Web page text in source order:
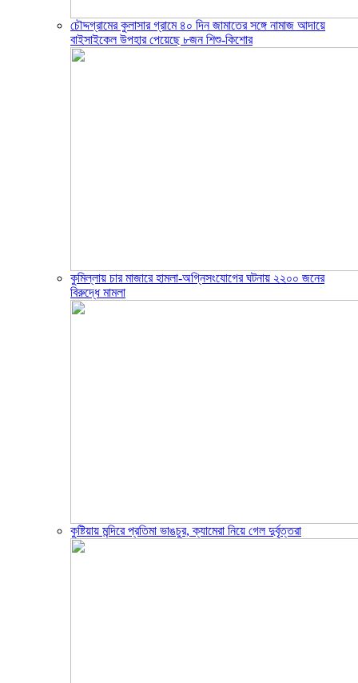
চৌদ্দগ্রামের কুলাসার গ্রামে ৪০ দিন জামাতের সঙ্গে নামাজ আদায়ে
বাইসাইকেল উপহার পেয়েছে ৮জন শিশু-কিশোর
কুমিল্লায় চার মাজারে হামলা-অগ্নিসংযোগের ঘটনায় ২২০০ জনের
বিরুদ্ধে মামলা
কুষ্টিয়ায় মন্দিরে প্রতিমা ভাঙচুর, ক্যামেরা নিয়ে গেল দুর্বৃত্তরা